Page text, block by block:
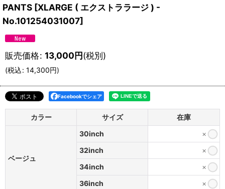
PANTS [XLARGE ( エクストララージ ) -
No.101254031007]
販売価格: 13,000円(税別)
(税込: 14,300円)
Facebookでシェア
カラー サイズ 在庫
ベージュ
30inch
×
32inch
×
34inch
×
36inch
×